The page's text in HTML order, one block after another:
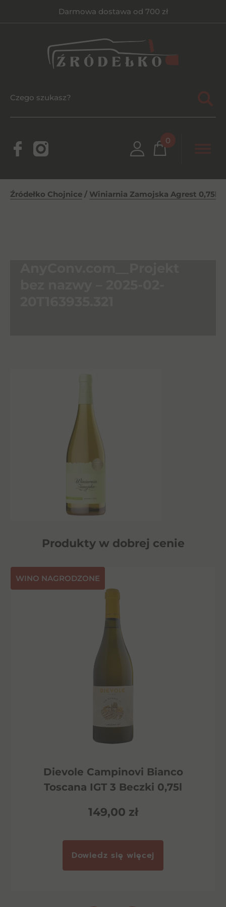
Darmowa dostawa od 700 zł
0
Źródełko Chojnice / Winiarnia Zamojska Agrest 0,75l
Produkty w dobrej cenie
⁠WINO NAGRODZONE
Dievole Campinovi Bianco
Toscana IGT 3 Beczki 0,75l
149,00 zł
Dowiedz się więcej